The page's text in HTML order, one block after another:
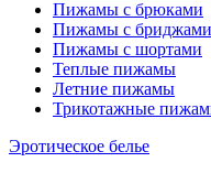
Пижамы с брюками
Пижамы с бриджами
Пижамы с шортами
Теплые пижамы
Летние пижамы
Трикотажные
Эротическое белье